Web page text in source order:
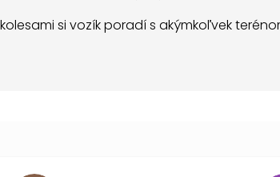
si vozík poradí s akýmkoľvek